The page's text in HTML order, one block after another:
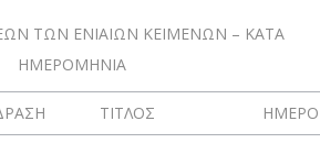
ΤΩΝ ΕΝΙΑΙΩΝ ΚΕΙΜΕΝΩΝ – ΚΑΤΑ
ΗΜΕΡΟΜΗΝΙΑ
ΤΙΤΛΟΣ